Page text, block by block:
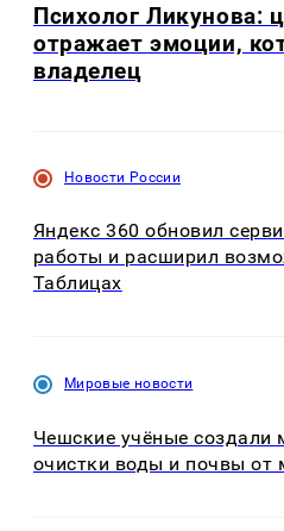
Психолог Ликунова:
отражает эмоции,
владелец
Новости России
Яндекс 360 обновил
работы и расширил
Таблицах
Мировые новости
Чешские учёные создали
очистки воды и почвы от